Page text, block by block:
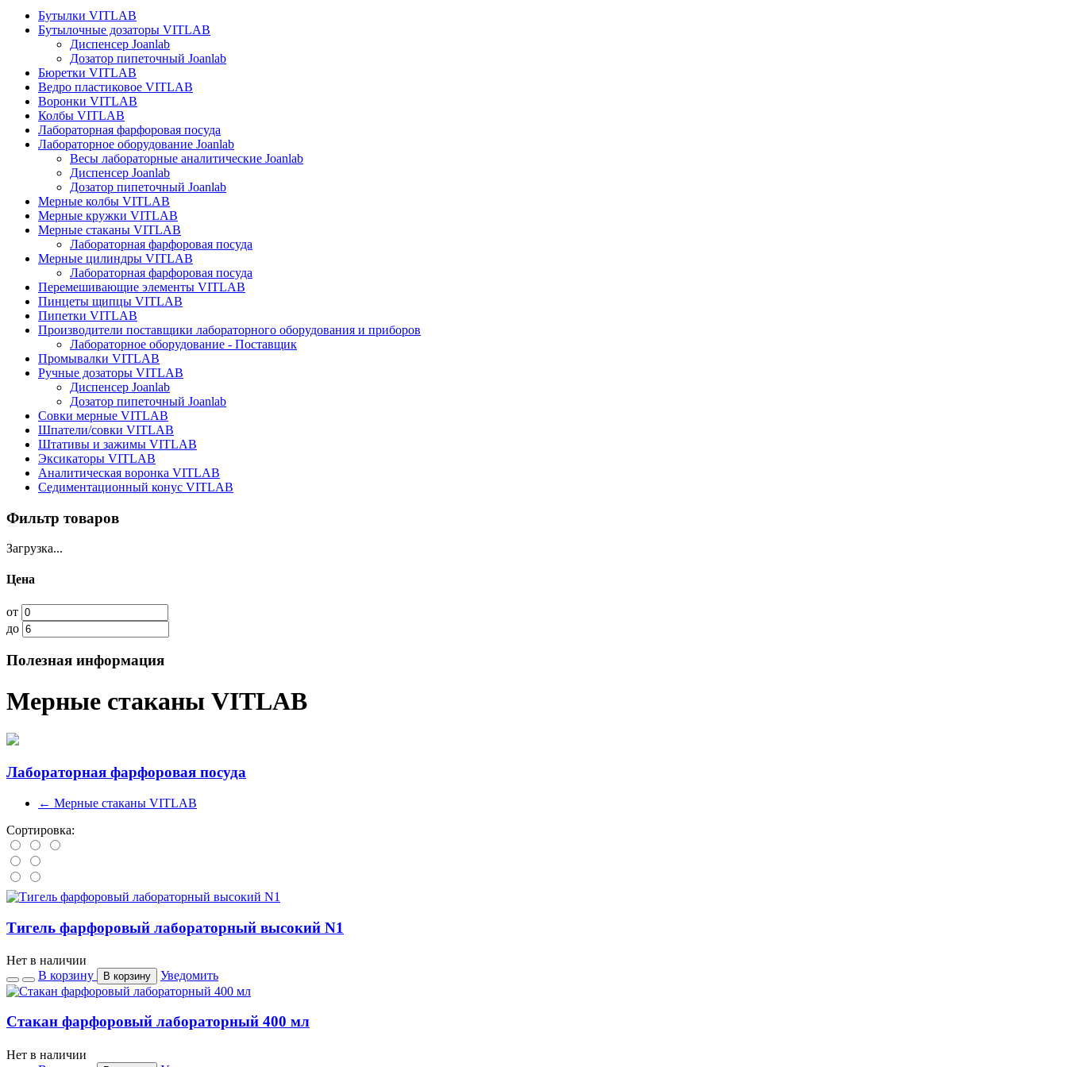
Бутылки VITLAB
Бутылочные дозаторы VITLAB
Диспенсер Joanlab
Дозатор пипеточный Joanlab
Бюретки VITLAB
Ведро пластиковое VITLAB
Воронки VITLAB
Колбы VITLAB
Лабораторная фарфоровая посуда
Лабораторное оборудование Joanlab
Весы лабораторные аналитические Joanlab
Диспенсер Joanlab
Дозатор пипеточный Joanlab
Мерные колбы VITLAB
Мерные кружки VITLAB
Мерные стаканы VITLAB
Лабораторная фарфоровая посуда
Мерные цилиндры VITLAB
Лабораторная фарфоровая посуда
Перемешивающие элементы VITLAB
Пинцеты щипцы VITLAB
Пипетки VITLAB
Производители поставщики лабораторного оборудования и приборов
Лабораторное оборудование - Поставщик
Промывалки VITLAB
Ручные дозаторы VITLAB
Диспенсер Joanlab
Дозатор пипеточный Joanlab
Совки мерные VITLAB
Шпатели/совки VITLAB
Штативы и зажимы VITLAB
Эксикаторы VITLAB
Аналитическая воронка VITLAB
Седиментационный конус VITLAB
Фильтр товаров
Загрузка...
Цена
от
до
Полезная информация
Мерные стаканы VITLAB
Лабораторная фарфоровая посуда
← Мерные стаканы VITLAB
Сортировка:
Тигель фарфоровый лабораторный высокий N1
Нет в наличии
В корзину
В корзину Уведомить
Стакан фарфоровый лабораторный 400 мл
Нет в наличии